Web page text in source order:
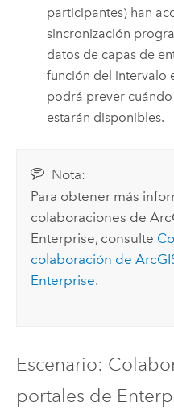
participantes) han
sincronización
datos de capas de
función del intervalo
podrá prever
estarán disponibles.
Nota:
Para obtener más
colaboraciones de
Enterprise, consulte
colaboración de
Enterprise.
Escenario:
portales de